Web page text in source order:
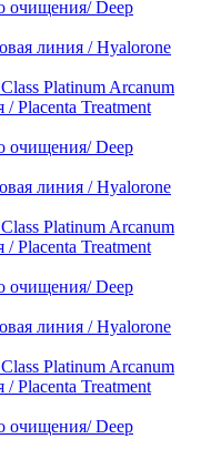
очищения/ Deep
линия / Hyalorone
Platinum Arcanum
Placenta Treatment
очищения/ Deep
линия / Hyalorone
Platinum Arcanum
Placenta Treatment
очищения/ Deep
линия / Hyalorone
Platinum Arcanum
Placenta Treatment
очищения/ Deep